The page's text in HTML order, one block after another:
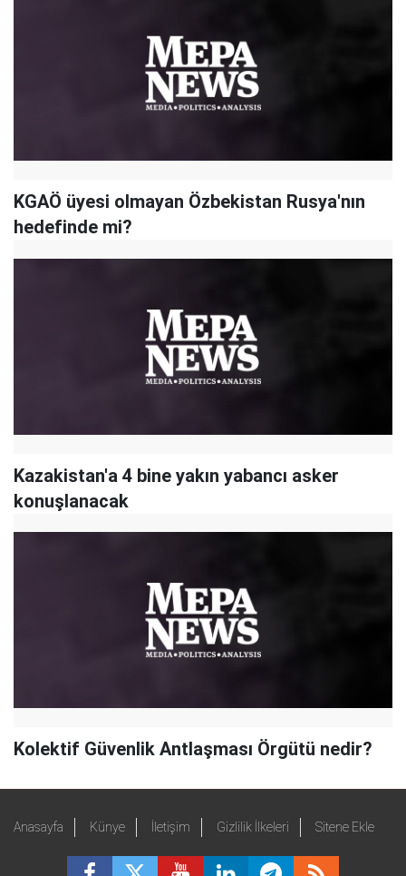
KGAÖ üyesi olmayan Özbekistan Rusya'nın
hedefinde mi?
Kazakistan'a 4 bine yakın yabancı asker
konuşlanacak
Kolektif Güvenlik Antlaşması Örgütü nedir?
Anasayfa Künye İletişim Gizlilik İlkeleri Sitene Ekle